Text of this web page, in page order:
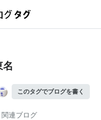
名
このタグでブログを書く
関連ブログ